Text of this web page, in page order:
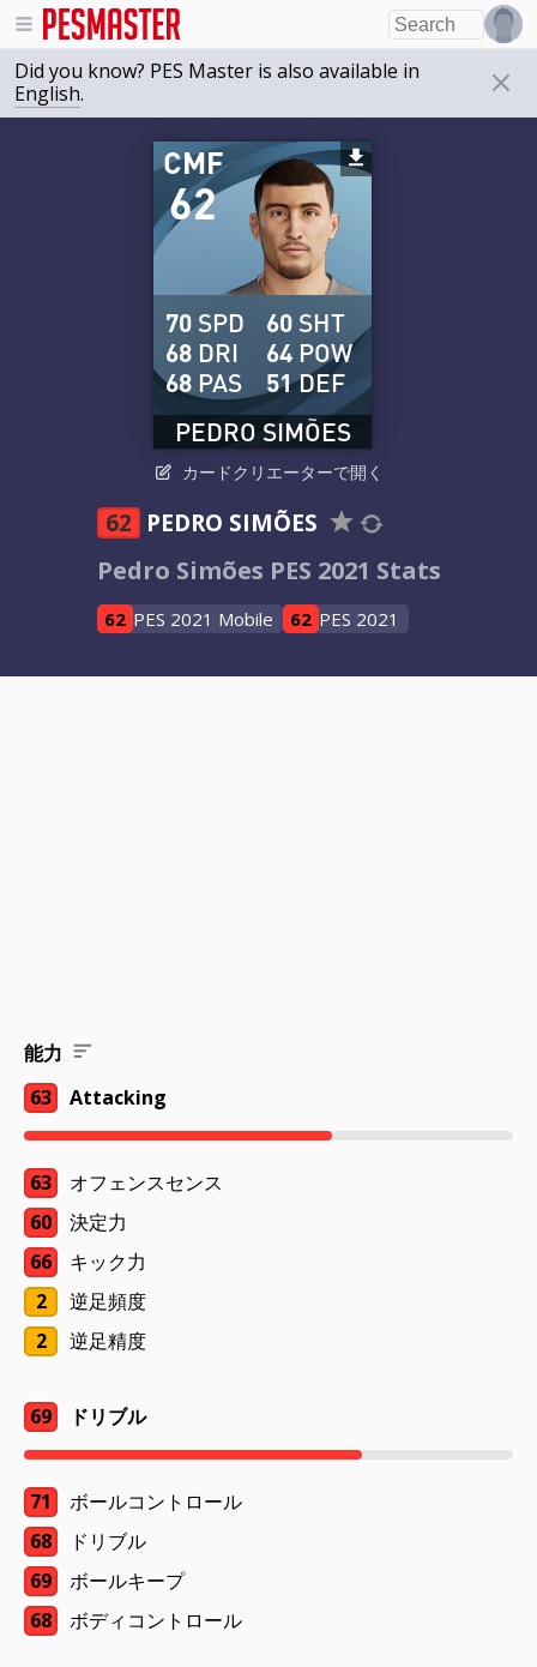
Did you know? PES Master is also available in
English.
62
CMF
PEDRO SIMÕES
70 SPD
68 DRI
68 PAS
60 SHT
64 POW
51DEF
カードクリエーターで開く
62 PEDRO SIMÕES
Pedro Simões PES 2021 Stats
62 PES 2021 Mobile 62 PES 2021
能力
63
Attacking
63
オフェンスセンス
60
決定力
66
キック力
2
逆足頻度
2
逆足精度
69 ドリブル
71
ボールコントロール
68
ドリブル
69
ボールキープ
68
ボディコントロール